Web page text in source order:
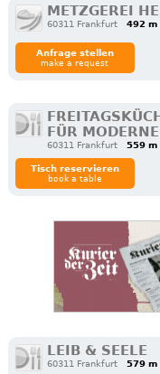
METZGEREI
60311 Frankfurt 492 m
Anfrage stellen
make a request
FÜR
60311 Frankfurt 559 m
Tisch reservieren
book a table
LEIB & SEELE
60311 Frankfurt 579 m